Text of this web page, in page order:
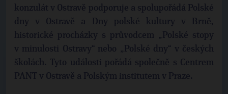
konzulát v Ostravě podporuje a spolupořádá Polské
dny v Ostravě a Dny polské kultury v Brně,
historické procházky s průvodcem „Polské stopy
v minulosti Ostravy“ nebo „Polské dny“ v českých
školách. Tyto události pořádá společně s Centrem
PANT v Ostravě a Polským institutem v Praze.